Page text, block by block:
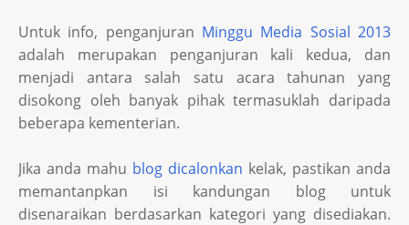
Untuk info, penganjuran Minggu Media Sosial 2013
adalah merupakan penganjuran kali kedua, dan
menjadi antara salah satu acara tahunan yang
disokong oleh banyak pihak termasuklah daripada
beberapa kementerian.
Jika anda mahu blog dicalonkan kelak, pastikan anda
memantanpkan isi kandungan blog untuk
disenaraikan berdasarkan kategori yang disediakan.